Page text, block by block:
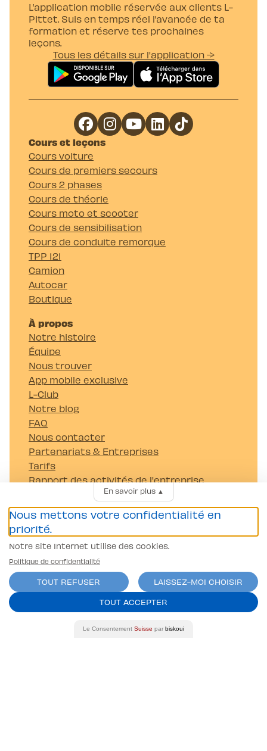
L’application mobile réservée aux clients L-
Pittet. Suis en temps réel l’avancée de ta
formation et réserve tes prochaines
leçons.
Tous les détails sur l'application →
Cours et leçons
Cours voiture
Cours de premiers secours
Cours 2 phases
Cours de théorie
Cours moto et scooter
Cours de sensibilisation
Cours de conduite remorque
TPP 121
Camion
Autocar
Boutique
À propos
Notre histoire
Équipe
Nous trouver
App mobile exclusive
L-Club
Notre blog
FAQ
Nous contacter
Partenariats & Entreprises
Tarifs
Rapport des activités de l'entreprise
Passer mon permis
Permis Voiture (B)
Permis Moto/scooter A1
Camion (C et C1)
Tracteur (G)
Remorque (BE et CE)
Autocar (D et D1)
Coordonnées bancaires
Banque Raiffeisen Gros-de-Vaud
En savoir plus▲
Nous mettons votre confidentialité en
priorité.
Notre site Internet utilise des cookies.
Politique de confidentialité
TOUT REFUSER
LAISSEZ-MOI CHOISIR
TOUT ACCEPTER
Le Consentement Suisse par biskoui